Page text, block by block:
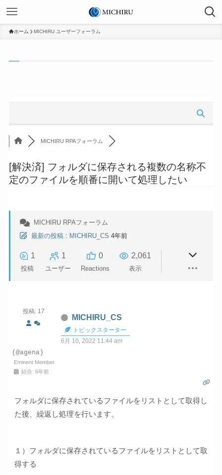
ホーム MICHIRU ユーザーフォーラム
MICHIRU RPAフォーラム
[解決済] フォルダに保存される複数の名称不
定のファイルを順番に開いて処理したい
MICHIRU RPAフォーラム
最新の投稿 : MICHIRU_CS 4年前
1
投稿
1
ユーザー
0
Reactions
2,061
表示
投稿: 17
MICHIRU_CS
トピックスターター
6月 10, 2022 11:44 am
(@agena)
Eminent Member
結合: 6年前
フォルダに保存されているファイルをリストとして取得し
た後、繰返し処理を行います。
１）フォルダに保存されているファイルをリストとして取
得する